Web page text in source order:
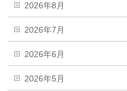
2026年8月
2026年7月
2026年6月
2026年5月